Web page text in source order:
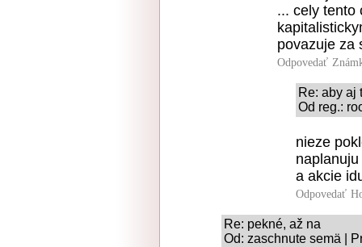
... cely tento
povazuje za
Odpovedať
Re: aby aj
Od reg.:
nieze
a akcie
Odpovedať
Re: pekné, až na
Od: zaschnute semä |